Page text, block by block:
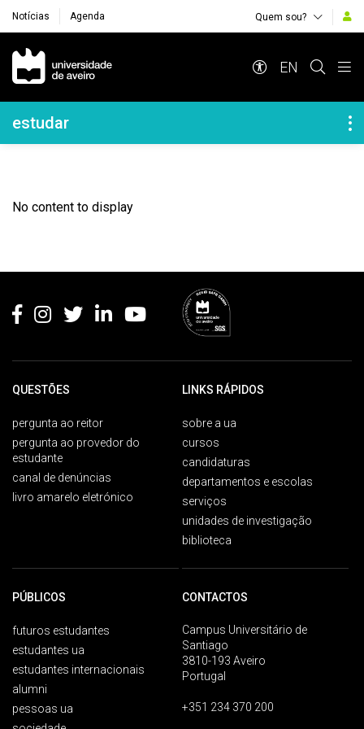
Notícias Agenda Quem sou?
Navegação Principal
EN
Navegação Lateral
estudar
No content to display
QUESTÕES
pergunta ao reitor
pergunta ao provedor do
estudante
canal de denúncias
livro amarelo eletrónico
LINKS RÁPIDOS
sobre a ua
cursos
candidaturas
departamentos e escolas
serviços
unidades de investigação
biblioteca
PÚBLICOS
futuros estudantes
estudantes ua
estudantes internacionais
alumni
pessoas ua
CONTACTOS
Campus Universitário de
Santiago
3810-193 Aveiro
Portugal
+351 234 370 200